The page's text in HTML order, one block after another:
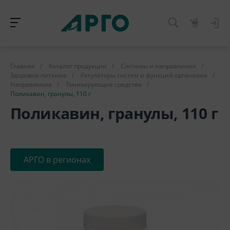
Главная / Каталог продукции / Системы и направления
/
Здоровое питание
/ Регуляторы систем и функций организма
/
Направления
/ Тонизирующие средства
/
Поликавин, гранулы, 110 г
Поликавин, гранулы, 110 г
АРГО в регионах